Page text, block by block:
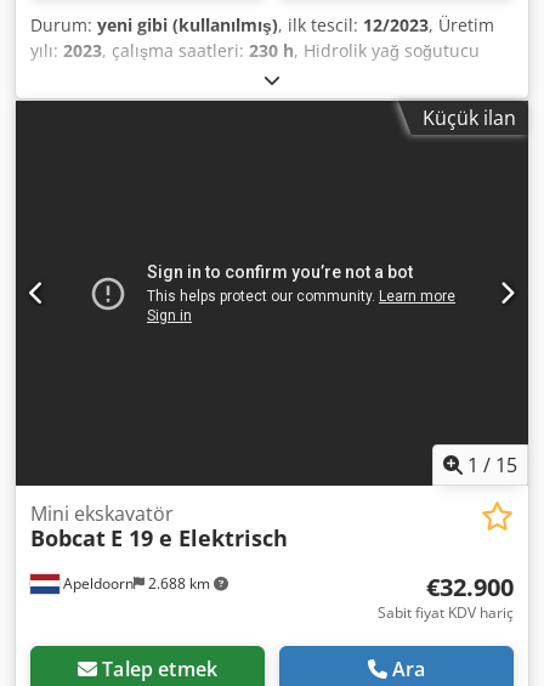
Durum: yeni gibi (kullanılmış), ilk tescil: 12/2023, Üretim
yılı: 2023, çalışma saatleri: 230 h, Hidrolik yağ soğutucu
Yüksek performanslı hortum koruması Bomda LED
aydınlatma Hızlı bağlantı MS01 Makinenin standart
ekipman genişliği: 710 mm / 1.100 mm uzatılmış Dsdpfx
Küçük ilan
1 / 15
Apeldoorn 2.688 km
Mini ekskavatör
Bobcat E 19 e Elektrisch
€32.900
Sabit fiyat KDV hariç
Talep etmek Ara